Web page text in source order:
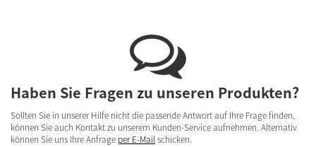
Haben Sie Fragen zu unseren Produkten?
Sollten Sie in unserer Hilfe nicht die passende Antwort auf Ihre Frage finden,
können Sie auch Kontakt zu unserem Kunden-Service aufnehmen. Alternativ
können Sie uns Ihre Anfrage per E-Mailschicken.